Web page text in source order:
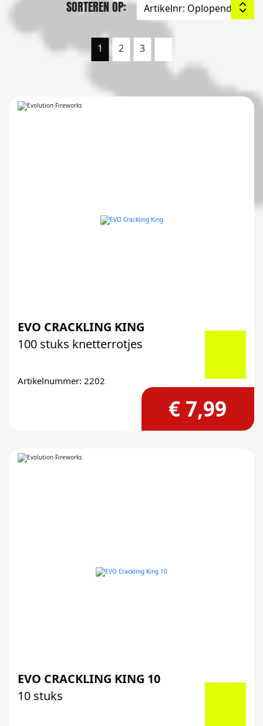
SORTEREN OP:
1 2 3
EVO CRACKLING KING
100 stuks knetterrotjes
Artikelnummer: 2202
€ 7,99
EVO CRACKLING KING 10
10 stuks